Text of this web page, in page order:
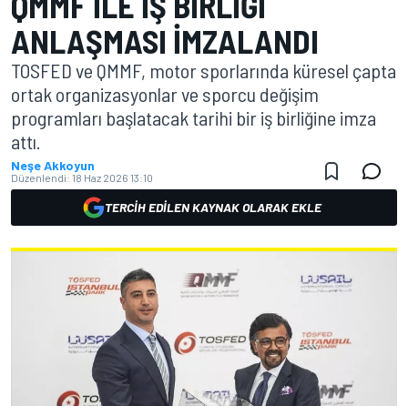
ANLAŞMASI IMZALANDI
TOSFED ve QMMF, motor sporlarında küresel çapta
ortak organizasyonlar ve sporcu değişim
programları başlatacak tarihi bir iş birliğine imza
attı.
Neşe Akkoyun
Düzenlendi: 18 Haz 2026 13:10
TERCIH EDILEN KAYNAK OLARAK EKLE